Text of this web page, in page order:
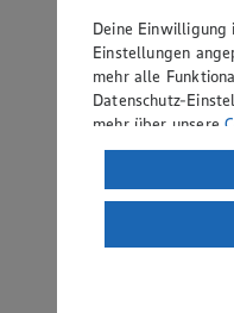
Deine
Einstellungen
mehr alle
Datenschutz-
mehr über unsere
Verarbeitung
Wenn du auf
ein, dass deine
einem nach
Risiko eines